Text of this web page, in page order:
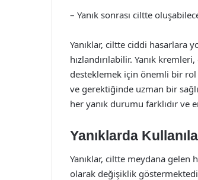
– Yanık sonrası ciltte
Yanıklar, ciltte ciddi hasarlara
hızlandırılabilir. Yanık
desteklemek için önemli bir rol
ve gerektiğinde uzman bir
her yanık durumu farklıdır
Yanıklarda
Yanıklar, ciltte meydana gelen
olarak değişiklik